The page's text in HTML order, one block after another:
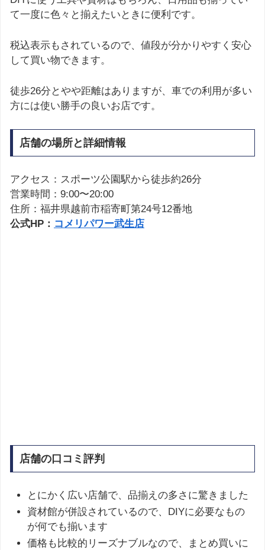
て一度に色々と揃えたいときに便利です。
税込表示もされているので、値段が分かりやすく安心
して買い物できます。
徒歩26分とやや距離はありますが、車での利用が多い
方には使い勝手の良いお店です。
店舗の場所と詳細情報
アクセス：スポーツ公園駅から徒歩約26分
営業時間：9:00〜20:00
住所：福井県越前市稲寄町第24号12番地
公式HP： コメリパワー武生店
店舗の口コミ評判
とにかく広い店舗で、品揃えの多さに驚きました
資材館が併設されているので、DIYに必要なもの
が何でも揃います
価格も比較的リーズナブルなので、まとめ買いに